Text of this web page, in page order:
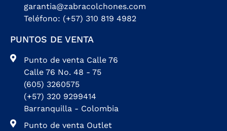
garantia@zabracolchones.com
Teléfono: (+57) 310 819 4982
PUNTOS DE VENTA
Punto de venta Calle 76
Calle 76 No. 48 - 75
(605) 3260575
(+57) 320 9299414
Barranquilla - Colombia
Punto de venta Outlet